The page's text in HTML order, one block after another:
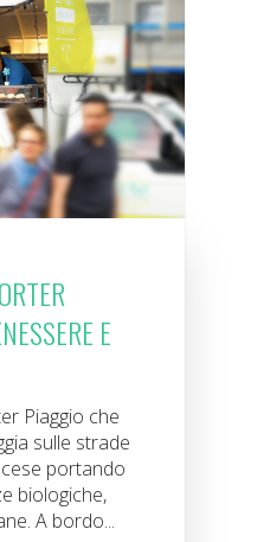
E
Piaggio che
sulle strade
portando
biologiche,
A bordo...